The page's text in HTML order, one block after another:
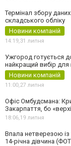
Термінал збору
складського обліку
Новини компаній
14:19,31 липня
Ужгород готується
найкращий вибір для
Новини компаній
11:00,27 липня
Офіс Омбудсмана:
Закарпаття, бо
18:06,19 липня
Впала нетверезою із
14-річна дівчина